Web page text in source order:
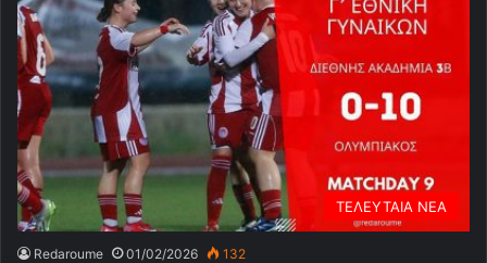
ΤΕΛΕΥΤΑΙΑ ΝΕΑ
Redaroume 01/02/2026 132